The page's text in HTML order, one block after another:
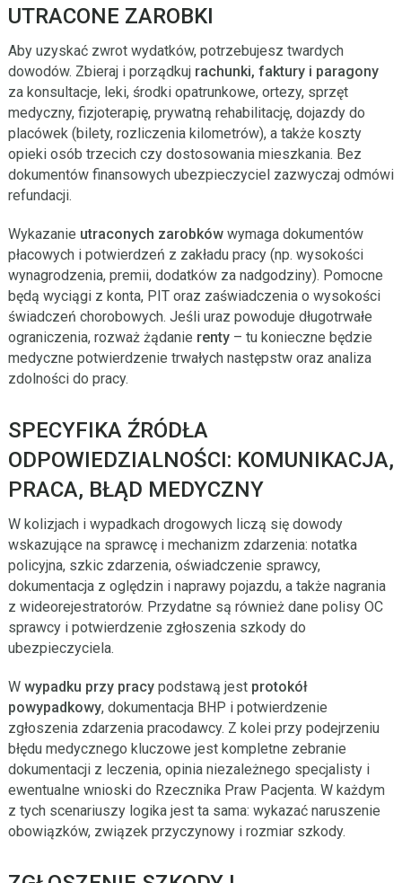
UTRACONE ZAROBKI
Aby uzyskać zwrot wydatków, potrzebujesz twardych
dowodów. Zbieraj i porządkuj rachunki, faktury i paragony
za konsultacje, leki, środki opatrunkowe, ortezy, sprzęt
medyczny, fizjoterapię, prywatną rehabilitację, dojazdy do
placówek (bilety, rozliczenia kilometrów), a także koszty
opieki osób trzecich czy dostosowania mieszkania. Bez
dokumentów finansowych ubezpieczyciel zazwyczaj odmówi
refundacji.
Wykazanie utraconych zarobkówwymaga dokumentów
płacowych i potwierdzeń z zakładu pracy (np. wysokości
wynagrodzenia, premii, dodatków za nadgodziny). Pomocne
będą wyciągi z konta, PIT oraz zaświadczenia o wysokości
świadczeń chorobowych. Jeśli uraz powoduje długotrwałe
ograniczenia, rozważ żądanie renty– tu konieczne będzie
medyczne potwierdzenie trwałych następstw oraz analiza
zdolności do pracy.
SPECYFIKA ŹRÓDŁA
ODPOWIEDZIALNOŚCI: KOMUNIKACJA,
PRACA, BŁĄD MEDYCZNY
W kolizjach i wypadkach drogowych liczą się dowody
wskazujące na sprawcę i mechanizm zdarzenia: notatka
policyjna, szkic zdarzenia, oświadczenie sprawcy,
dokumentacja z oględzin i naprawy pojazdu, a także nagrania
z wideorejestratorów. Przydatne są również dane polisy OC
sprawcy i potwierdzenie zgłoszenia szkody do
ubezpieczyciela.
W wypadku przy pracypodstawą jest protokół
powypadkowy, dokumentacja BHP i potwierdzenie
zgłoszenia zdarzenia pracodawcy. Z kolei przy podejrzeniu
błędu medycznego kluczowe jest kompletne zebranie
dokumentacji z leczenia, opinia niezależnego specjalisty i
ewentualne wnioski do Rzecznika Praw Pacjenta. W każdym
z tych scenariuszy logika jest ta sama: wykazać naruszenie
obowiązków, związek przyczynowy i rozmiar szkody.